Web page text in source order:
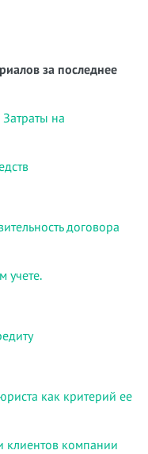
за последнее
на
договора
учете.
как критерий ее
клиентов компании